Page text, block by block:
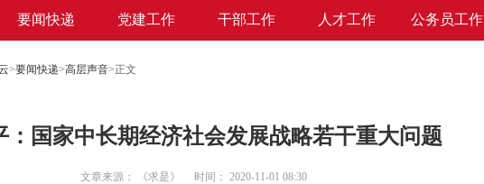
要闻快递 党建工作 干部工作 人才工作 公务员工作
>要闻快递>高层声音>正文
：国家中长期经济社会发展战略若干重大问题
文章来源： 《求是》 时间： 2020-11-01 08:30